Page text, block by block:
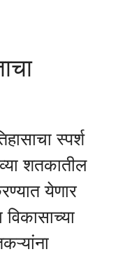
स्पर्श
शतकातील
येणार